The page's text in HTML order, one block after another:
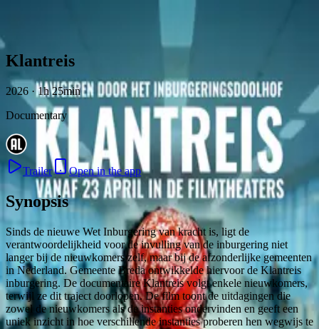
Klantreis
2026 · 1h 25min
Documentary
Trailer Open in the app
Synopsis
Sinds de nieuwe Wet Inburgering van kracht is, ligt de
verantwoordelijkheid voor de invulling van de inburgering niet
langer bij de nieuwkomers zelf, maar bij de afzonderlijke gemeenten
in Nederland. Gemeente Breda ontwikkelde hiervoor de Klantreis
inburgering. De documentaire Klantreis volgt enkele nieuwkomers,
terwijl ze dit traject doorlopen. De film toont de uitdagingen die
zowel de nieuwkomers als de instanties ondervinden en geeft een
uniek inzicht in hoe verschillende instanties proberen hen wegwijs te